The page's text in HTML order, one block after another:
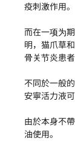
疫刺激作用。
而在一项为
明，猫爪草
骨关节炎患
不同於一般
安寧活力液
由於本身不
油使用。